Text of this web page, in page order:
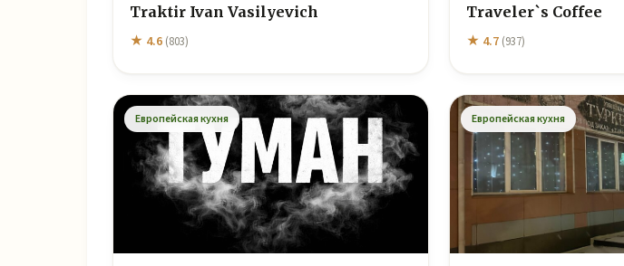
Traktir Ivan Vasilyevich
★ 4.6 (803)
Traveler`s Coffee
★ 4.7 (937)
Европейская кухня Европейская кухня